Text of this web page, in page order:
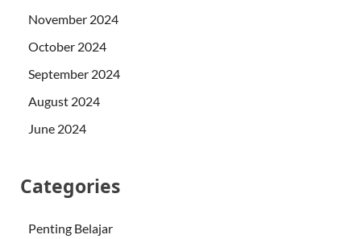
November 2024
October 2024
September 2024
August 2024
June 2024
Categories
Penting Belajar